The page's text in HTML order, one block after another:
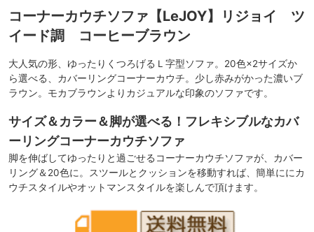
コーナーカウチソファ【LeJOY】リジョイ ツ
イード調 コーヒーブラウン
大人気の形、ゆったりくつろげるＬ字型ソファ。20色×2サイズか
ら選べる、カバーリングコーナーカウチ。少し赤みがかった濃いブ
ラウン。モカブラウンよりカジュアルな印象のソファです。
サイズ＆カラー＆脚が選べる！フレキシブルなカバ
ーリングコーナーカウチソファ
脚を伸ばしてゆったりと過ごせるコーナーカウチソファが、カバー
リング＆20色に。スツールとクッションを移動すれば、簡単ににカ
ウチスタイルやオットマンスタイルを楽しんで頂けます。